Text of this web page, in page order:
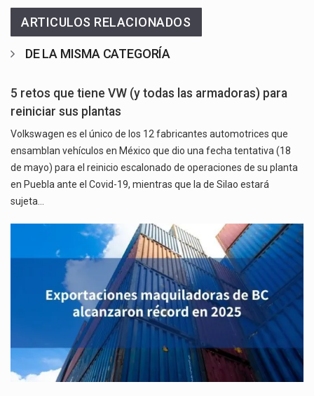
ARTICULOS RELACIONADOS
DE LA MISMA CATEGORÍA
5 retos que tiene VW (y todas las armadoras) para
reiniciar sus plantas
Volkswagen es el único de los 12 fabricantes automotrices que
ensamblan vehículos en México que dio una fecha tentativa (18
de mayo) para el reinicio escalonado de operaciones de su planta
en Puebla ante el Covid-19, mientras que la de Silao estará
sujeta…